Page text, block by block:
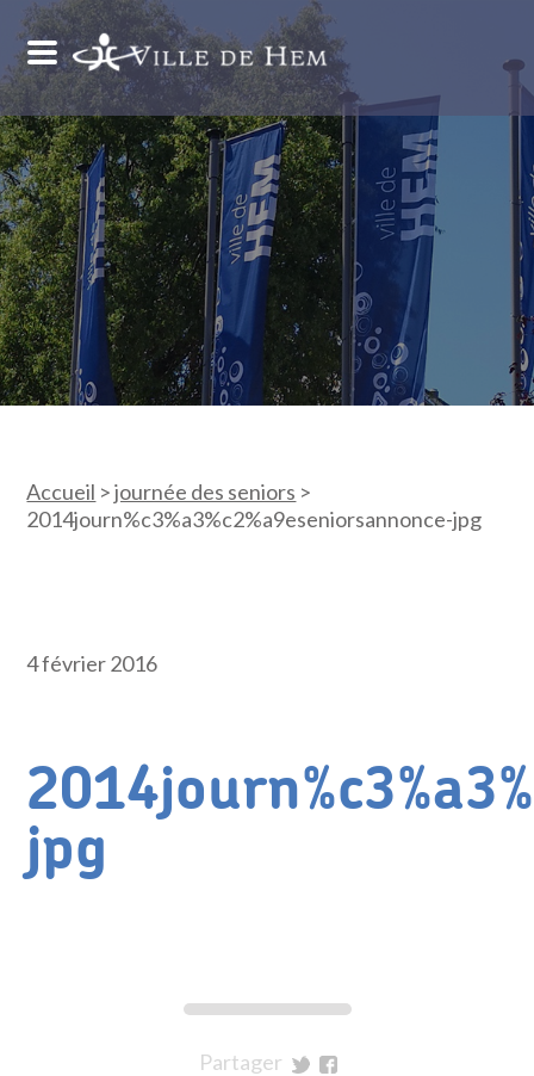
Accueil >journée des seniors >
2014journ%c3%a3%c2%a9eseniorsannonce-jpg
4 février 2016
jpg
Partager